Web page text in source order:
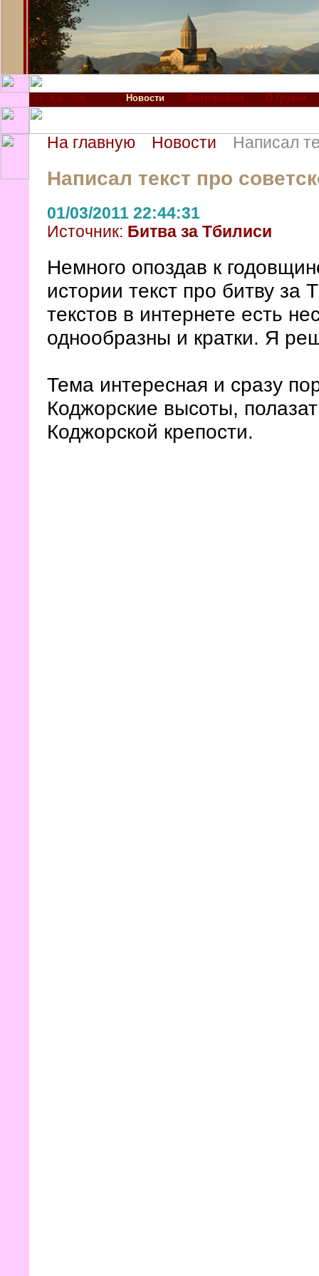
Новости Фотографии О Грузии
На главную Новости Написал
Написал текст про
01/03/2011 22:44:31
Источник: Битва за Тбилиси
Немного опоздав к
истории текст про битву
текстов в интернете есть
однообразны и кратки. Я
Тема интересная и сразу
Коджорские высоты,
Коджорской крепости.